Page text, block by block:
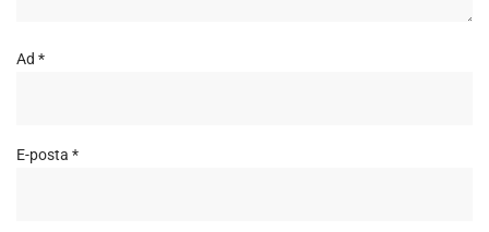
Ad *
E-posta *